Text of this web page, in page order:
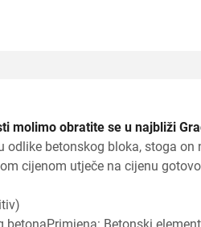
molimo obratite se u najbliži
odlike betonskog bloka, stoga
cijenom utječe na cijenu